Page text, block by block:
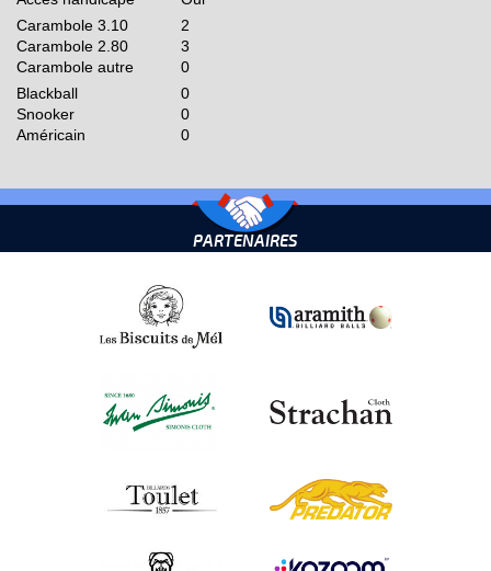
Carambole 3.10
2
Carambole 2.80
3
Carambole autre
0
Blackball
0
Snooker
0
Américain
0
PARTENAIRES